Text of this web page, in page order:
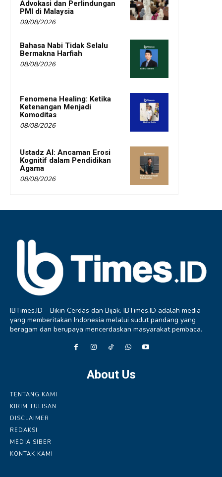
Advokasi dan Perlindungan
PMI di Malaysia
09/08/2026
Bahasa Nabi Tidak Selalu
Bermakna Harfiah
08/08/2026
Fenomena Healing: Ketika
Ketenangan Menjadi
Komoditas
08/08/2026
Ustadz AI: Ancaman Erosi
Kognitif dalam Pendidikan
Agama
08/08/2026
IBTimes.ID – Bikin Cerdas dan Bijak. IBTimes.ID adalah media
yang memberitakan Indonesia melalui sudut pandang yang
beragam dan berupaya mencerdaskan masyarakat pembaca.
About Us
TENTANG KAMI
KIRIM TULISAN
DISCLAIMER
REDAKSI
MEDIA SIBER
KONTAK KAMI